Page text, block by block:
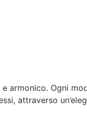
armonico. Ogni
attraverso